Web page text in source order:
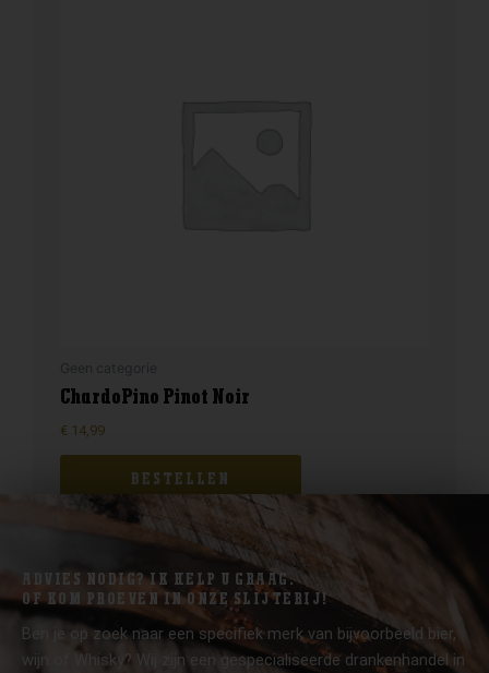
ChardoPino Pinot Noir
€ 14,99
BESTELLEN
ADVIES NODIG? IK HELP U GRAAG.
OF KOM PROEVEN IN ONZE SLIJTERIJ!
Ben je op zoek naar een specifiek merk van bijvoorbeeld bier,
wijn of Whisky? Wij zijn een gespecialiseerde drankenhandel in